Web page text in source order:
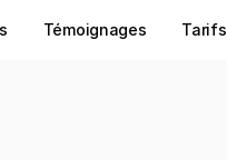
Témoignages Tarifs